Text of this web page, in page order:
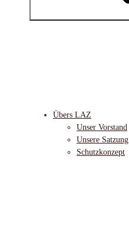
Übers LAZ
Unser Vorstand
Unsere Satzung
Schutzkonzept